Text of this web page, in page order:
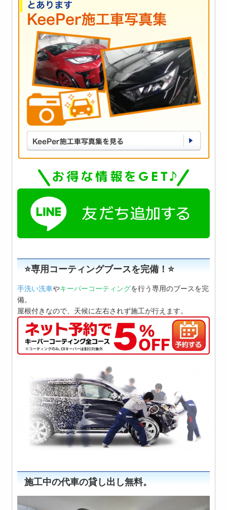
⭐️専用コーティングブースを完備！⭐️
手洗い洗車やキーパーコーティングを行う専用のブースを完
備。
屋根付きなので、天候に左右されず施工が行えます。
施工中の代車の貸し出し無料。